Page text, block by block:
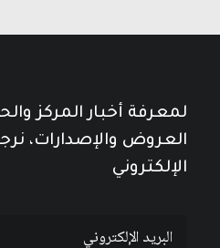
لمعرفة أخبار المركز
العروض والإصدارات،
الإلكتروني